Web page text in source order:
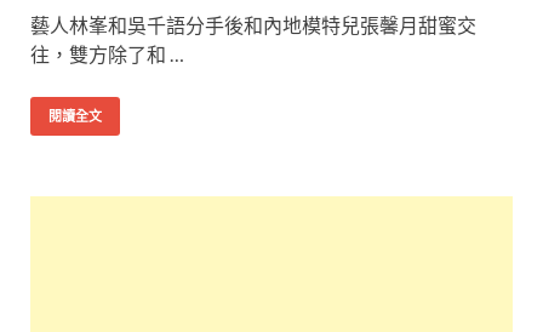
藝人林峯和吳千語分手後和內地模特兒張馨月甜蜜交
往，雙方除了和 …
閱讀全文